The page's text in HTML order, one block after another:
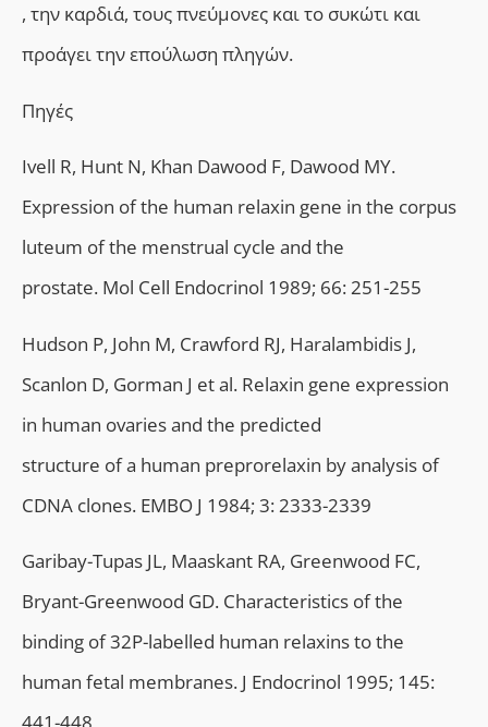
, την καρδιά, τους πνεύμονες και το συκώτι και
προάγει την επούλωση πληγών.
Πηγές
Ivell R, Hunt N, Khan Dawood F, Dawood MY.
Expression of the human relaxin gene in the corpus
luteum of the menstrual cycle and the
prostate. Mol Cell Endocrinol 1989; 66: 251-255
Hudson P, John M, Crawford RJ, Haralambidis J,
Scanlon D, Gorman J et al. Relaxin gene expression
in human ovaries and the predicted
structure of a human preprorelaxin by analysis of
CDNA clones. EMBO J 1984; 3: 2333-2339
Garibay-Tupas JL, Maaskant RA, Greenwood FC,
Bryant-Greenwood GD. Characteristics of the
binding of 32P-labelled human relaxins to the
human fetal membranes. J Endocrinol 1995; 145: